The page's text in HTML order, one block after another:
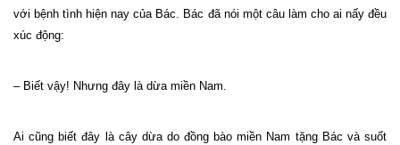
với bệnh tình hiện nay của Bác. Bác đã nói một câu làm cho ai nấy đều
xúc động:
– Biết vậy! Nhưng đây là dừa miền Nam
Ai cũng biết đây là cây dừa do đồng bào miền Nam tặng Bác và suốt